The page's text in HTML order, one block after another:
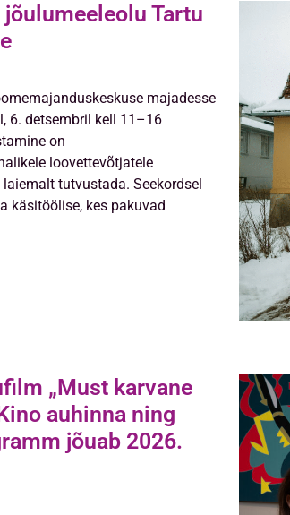
Tartu
majadesse
6. detsembril kell 11–16
on
loovettevõtjatele
tutvustada. Seekordsel
käsitöölise, kes pakuvad
„Must karvane
auhinna ning
jõuab 2026.